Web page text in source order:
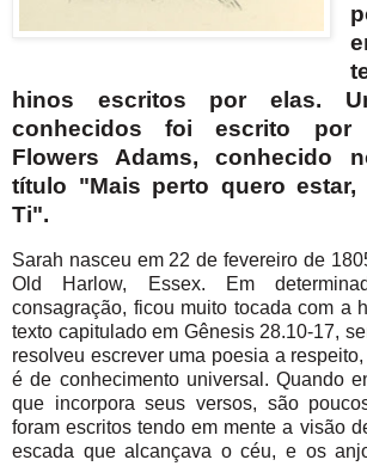
hinos escritos por elas.
conhecidos foi escrito por
Flowers Adams, conhecido
título "Mais perto quero estar,
Ti".
Sarah nasceu em 22 de fevereiro de
Old Harlow, Essex. Em
consagração, ficou muito tocada com a
texto capitulado em Gênesis 28.10-17,
resolveu escrever uma poesia a
é de conhecimento universal. Quando
que incorpora seus versos, são
foram escritos tendo em mente a visão
escada que alcançava o céu, e os